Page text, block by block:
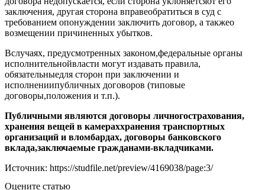
заключения, другая сторона вправеобратиться в суд с
требованием опонуждении заключить договор, а такжео
возмещении причиненных убытков.
Вслучаях, предусмотренных законом,федеральные органы
исполнительнойвласти могут издавать правила,
обязательныедля сторон при заключении и
исполнениипубличных договоров (типовые
договоры,положения и т.п.).
Публичными являются договоры личногострахования,
хранения вещей в камераххранения транспортных
организаций и вломбардах, договоры банковского
вклада,заключаемые гражданами-вкладчиками.
Источник: https://studfile.net/preview/4169038/page:3/
Оцените статью